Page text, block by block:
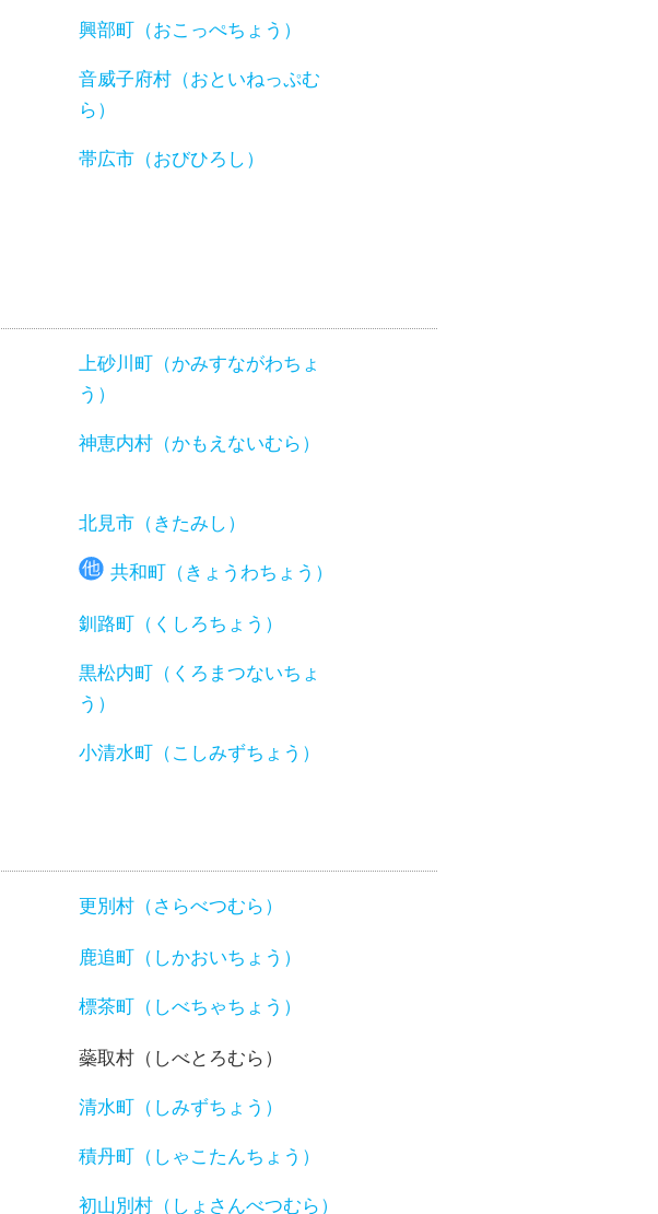
興部町（おこっぺちょう）
音威子府村（おといねっぷむ
ら）
帯広市（おびひろし）
上砂川町（かみすながわちょ
う）
神恵内村（かもえないむら）
北見市（きたみし）
共和町（きょうわちょう）
釧路町（くしろちょう）
黒松内町（くろまつないちょ
う）
小清水町（こしみずちょう）
更別村（さらべつむら）
鹿追町（しかおいちょう）
標茶町（しべちゃちょう）
蘂取村（しべとろむら）
清水町（しみずちょう）
積丹町（しゃこたんちょう）
初山別村（しょさんべつむら）